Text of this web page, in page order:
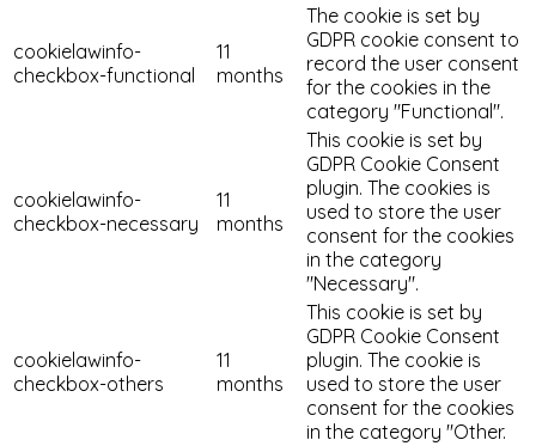
cookielawinfo-
checkbox-functional
11
months
The cookie is set by
GDPR cookie consent to
record the user consent
for the cookies in the
category "Functional".
cookielawinfo-
checkbox-necessary
11
months
This cookie is set by
GDPR Cookie Consent
plugin. The cookies is
used to store the user
consent for the cookies
in the category
"Necessary".
cookielawinfo-
checkbox-others
11
months
This cookie is set by
GDPR Cookie Consent
plugin. The cookie is
used to store the user
consent for the cookies
in the category "Other.